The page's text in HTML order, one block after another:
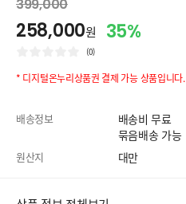
399,000
258,000원 35%
(0)
* 디지털온누리상품권 결제 가능 상품입니다.
배송정보
배송비 무료
묶음배송 가능
원산지 대만